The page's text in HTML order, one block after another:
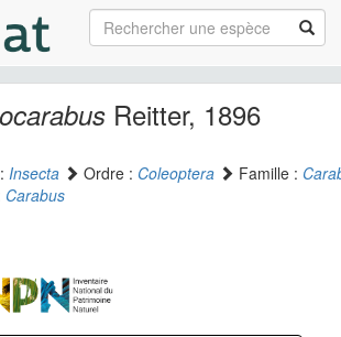
Reitter, 1896
Insecta Ordre : Coleoptera Famille :
Carabus